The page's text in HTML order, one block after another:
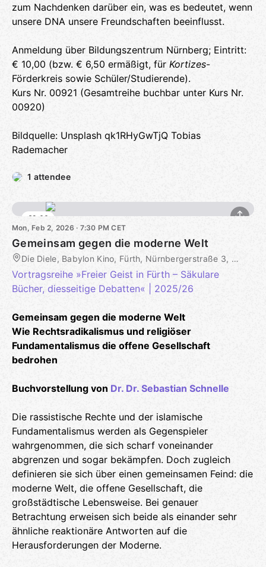
zum Nachdenken darüber ein, was es bedeutet, wenn
unsere DNA unsere Freundschaften beeinflusst.
Anmeldung über Bildungszentrum Nürnberg; Eintritt:
€ 10,00 (bzw. € 6,50 ermäßigt, für Kortizes-
Förderkreis sowie Schüler/Studierende).
Kurs Nr. 00921 (Gesamtreihe buchbar unter Kurs Nr.
00920)
Bildquelle: Unsplash qk1RHyGwTjQ Tobias
Rademacher
1 attendee
€9.00
Mon, Feb 2, 2026 · 7:30 PM CET
Gemeinsam gegen die moderne Welt
Die Diele, Babylon Kino, Fürth, Nürnbergerstraße 3, Fürth, DE
Vortragsreihe »Freier Geist in Fürth – Säkulare
Bücher, diesseitige Debatten« | 2025/26
Gemeinsam gegen die moderne Welt
Wie Rechtsradikalismus und religiöser
Fundamentalismus die offene Gesellschaft
bedrohen
Buchvorstellung von Dr. Dr. Sebastian Schnelle
Die rassistische Rechte und der islamische
Fundamentalismus werden als Gegenspieler
wahrgenommen, die sich scharf voneinander
abgrenzen und sogar bekämpfen. Doch zugleich
definieren sie sich über einen gemeinsamen Feind: die
moderne Welt, die offene Gesellschaft, die
großstädtische Lebensweise. Bei genauer
Betrachtung erweisen sich beide als einander sehr
ähnliche reaktionäre Antworten auf die
Herausforderungen der Moderne.